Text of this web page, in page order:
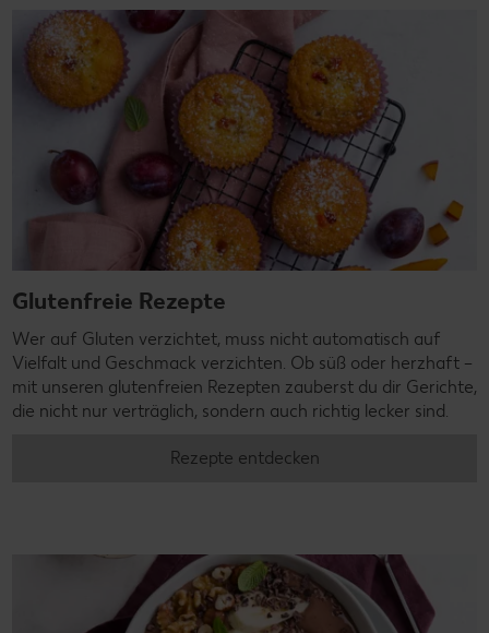
Glutenfreie Rezepte
Wer auf Gluten verzichtet, muss nicht automatisch auf
Vielfalt und Geschmack verzichten. Ob süß oder herzhaft –
mit unseren glutenfreien Rezepten zauberst du dir Gerichte,
die nicht nur verträglich, sondern auch richtig lecker sind.
Rezepte entdecken